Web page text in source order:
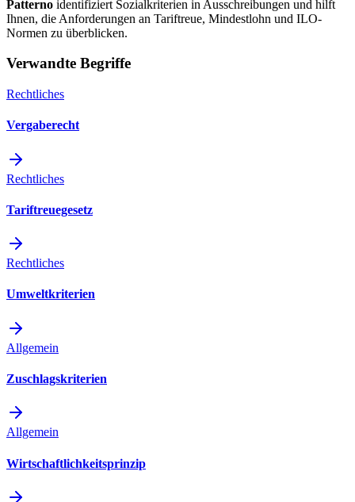
Patterno identifiziert Sozialkriterien in Ausschreibungen und hilft
Ihnen, die Anforderungen an Tariftreue, Mindestlohn und ILO-
Normen zu überblicken.
Verwandte Begriffe
Rechtliches
Vergaberecht
Rechtliches
Tariftreuegesetz
Rechtliches
Umweltkriterien
Allgemein
Zuschlagskriterien
Allgemein
Wirtschaftlichkeitsprinzip